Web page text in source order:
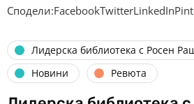
Лидерска библиотека с Росен
Новини
Ревюта